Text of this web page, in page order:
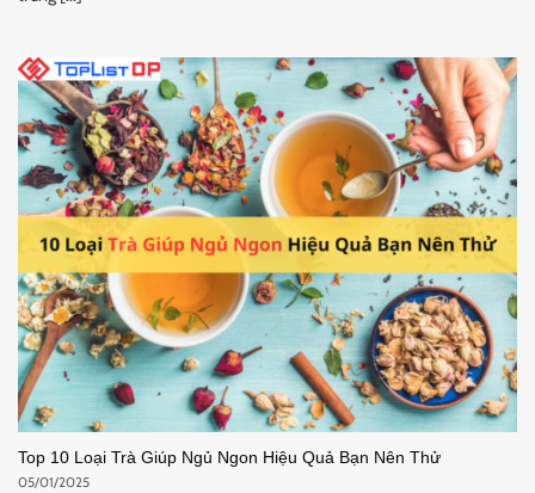
Top 10 Loại Trà Giúp Ngủ Ngon Hiệu Quả Bạn Nên Thử
05/01/2025